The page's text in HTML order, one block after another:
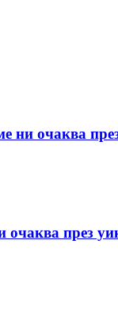
ни очаква
очаква през